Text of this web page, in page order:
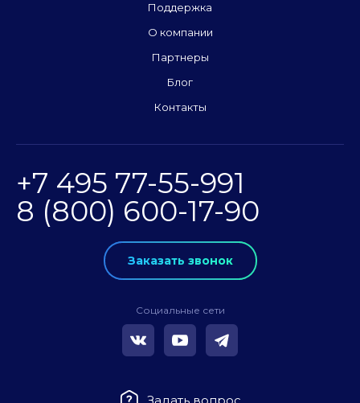
Поддержка
О компании
Партнеры
Блог
Контакты
+7 495 77-55-991
8 (800) 600-17-90
Заказать звонок
Социальные сети
Задать вопрос